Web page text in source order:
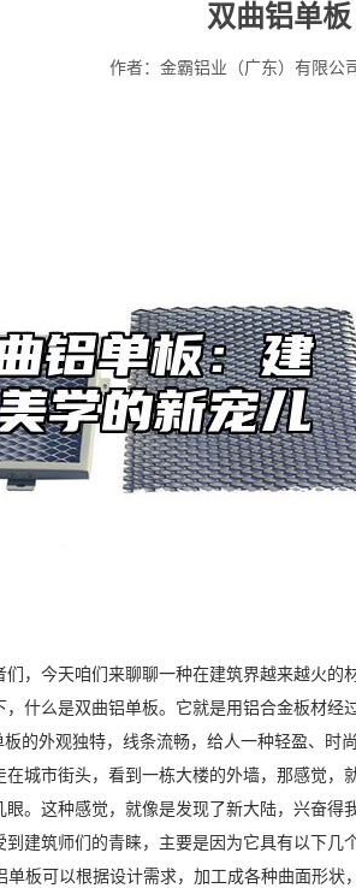
双曲铝单
作者：金霸铝业（广东）有限公司
们，今天咱们来聊聊一种在建筑界越来越火
，什么是双曲铝单板。它就是用铝合金板材
的外观独特，线条流畅，给人一种轻盈、时
在城市街头，看到一栋大楼的外墙，那感觉
。这种感觉，就像是发现了新大陆，兴奋得
建筑师们的青睐，主要是因为它具有以下几
单板可以根据设计需求，加工成各种曲面形